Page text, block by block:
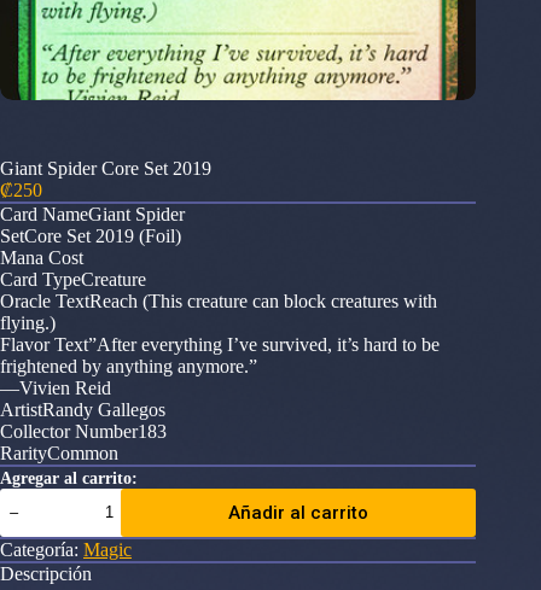
Giant Spider Core Set 2019
₡250
Card NameGiant Spider
SetCore Set 2019 (Foil)
Mana Cost
Card TypeCreature
Oracle TextReach (This creature can block creatures with
flying.)
Flavor Text”After everything I’ve survived, it’s hard to be
frightened by anything anymore.”
—Vivien Reid
ArtistRandy Gallegos
Collector Number183
RarityCommon
Agregar al carrito:
Giant
Spider
Core
Set
2019
Añadir al carrito
Categoría: Magic
Descripción